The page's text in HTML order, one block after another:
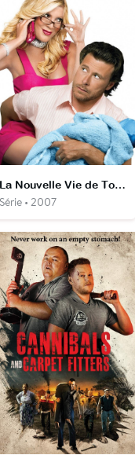
La Nouvelle Vie de Tori Spelling
• 2007